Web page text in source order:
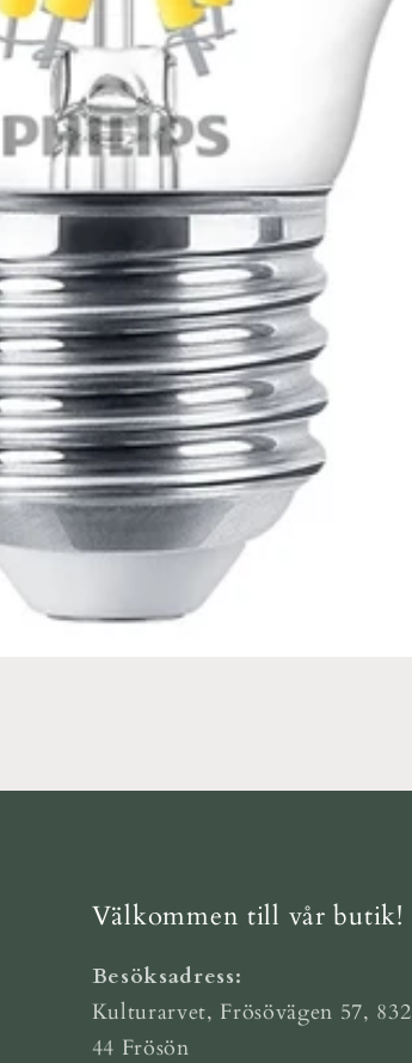
Välkommen till vår butik!
Besöksadress:
Kulturarvet, Frösövägen 57, 832
44 Frösön